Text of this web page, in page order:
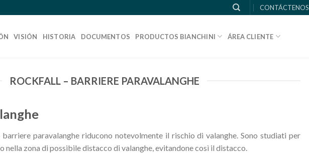
CONTÁCTENOS
VISIÓN HISTORIA DOCUMENTOS PRODUCTOS BIANCHINI ÁREA CLIENTE
ROCKFALL – BARRIERE PARAVALANGHE
paravalanghe riducono notevolmente il rischio di valanghe. Sono studiati per
nella zona di possibile distacco di valanghe, evitandone così il distacco.